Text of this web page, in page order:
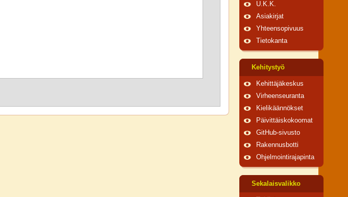
U.K.K.
Asiakirjat
Yhteensopivuus
Tietokanta
Kehitystyö
Kehittäjäkeskus
Virheenseuranta
Kielikäännökset
Päivittäiskokoomat
GitHub-sivusto
Rakennusbotti
Ohjelmointirajapinta
Sekalaisvalikko